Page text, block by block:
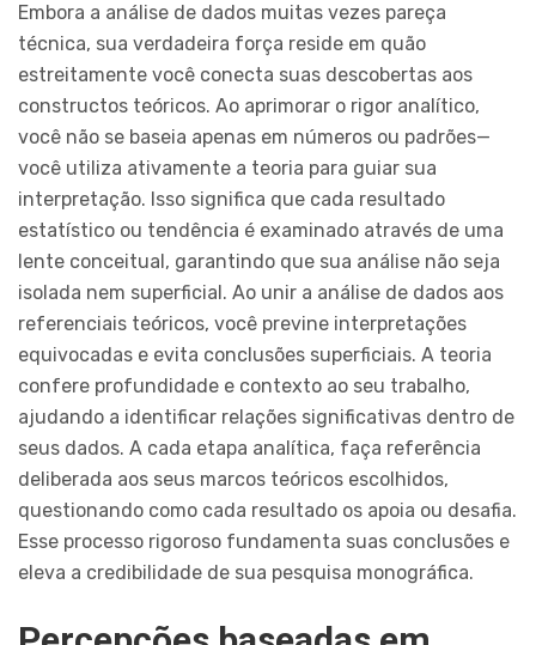
Embora a análise de dados muitas vezes pareça
técnica, sua verdadeira força reside em quão
estreitamente você conecta suas descobertas aos
constructos teóricos. Ao aprimorar o rigor analítico,
você não se baseia apenas em números ou padrões—
você utiliza ativamente a teoria para guiar sua
interpretação. Isso significa que cada resultado
estatístico ou tendência é examinado através de uma
lente conceitual, garantindo que sua análise não seja
isolada nem superficial. Ao unir a análise de dados aos
referenciais teóricos, você previne interpretações
equivocadas e evita conclusões superficiais. A teoria
confere profundidade e contexto ao seu trabalho,
ajudando a identificar relações significativas dentro de
seus dados. A cada etapa analítica, faça referência
deliberada aos seus marcos teóricos escolhidos,
questionando como cada resultado os apoia ou desafia.
Esse processo rigoroso fundamenta suas conclusões e
eleva a credibilidade de sua pesquisa monográfica.